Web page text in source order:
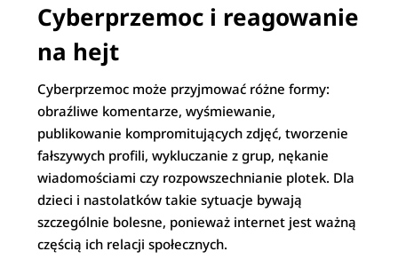
Cyberprzemoc i reagowanie
na hejt
Cyberprzemoc może przyjmować różne formy:
obraźliwe komentarze, wyśmiewanie,
publikowanie kompromitujących zdjęć, tworzenie
fałszywych profili, wykluczanie z grup, nękanie
wiadomościami czy rozpowszechnianie plotek. Dla
dzieci i nastolatków takie sytuacje bywają
szczególnie bolesne, ponieważ internet jest ważną
częścią ich relacji społecznych.